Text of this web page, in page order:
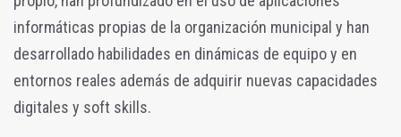
informáticas propias de la organización municipal y han
desarrollado habilidades en dinámicas de equipo y en
entornos reales además de adquirir nuevas capacidades
digitales y soft skills.